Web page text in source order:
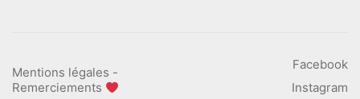
Facebook
Instagram
Mentions légales -
Remerciements